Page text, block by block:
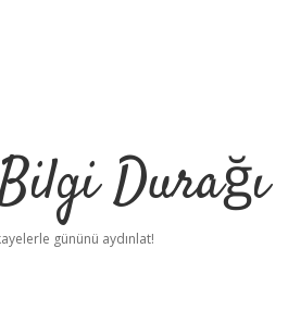
Durağı
gününü aydınlat!